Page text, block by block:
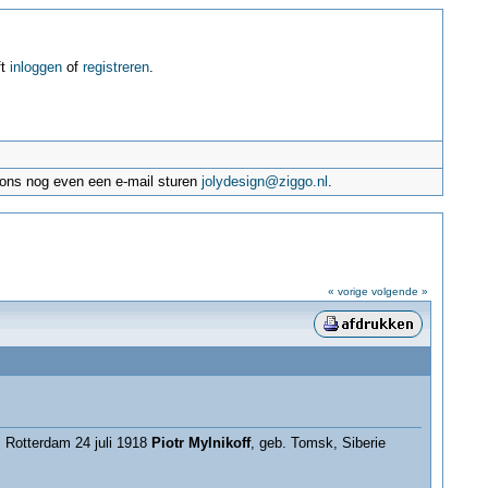
inloggenof registreren.
nog even een e-mail sturenjolydesign@ziggo.nl .
« vorige volgende »
24 juli 1918 Piotr Mylnikoff, geb. Tomsk, Siberie